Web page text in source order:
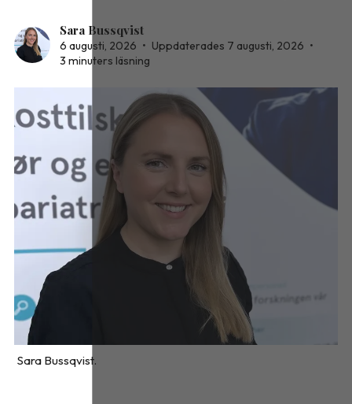
Sara Bussqvist
6 augusti, 2026 • Uppdaterades 7 augusti, 2026 •
3 minuters läsning
Sara Bussqvist.